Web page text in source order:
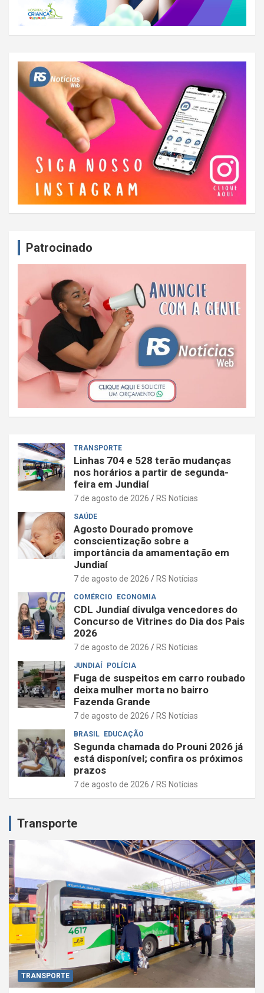
Patrocinado
TRANSPORTE
Linhas 704 e 528 terão mudanças
nos horários a partir de segunda-
feira em Jundiaí
7 de agosto de 2026 RS Notícias
SAÚDE
Agosto Dourado promove
conscientização sobre a
importância da amamentação em
Jundiaí
7 de agosto de 2026 RS Notícias
COMÉRCIO ECONOMIA
CDL Jundiaí divulga vencedores do
Concurso de Vitrines do Dia dos Pais
2026
7 de agosto de 2026 RS Notícias
JUNDIAÍ POLÍCIA
Fuga de suspeitos em carro roubado
deixa mulher morta no bairro
Fazenda Grande
7 de agosto de 2026 RS Notícias
BRASIL EDUCAÇÃO
Segunda chamada do Prouni 2026 já
está disponível; confira os próximos
prazos
7 de agosto de 2026 RS Notícias
Transporte
TRANSPORTE